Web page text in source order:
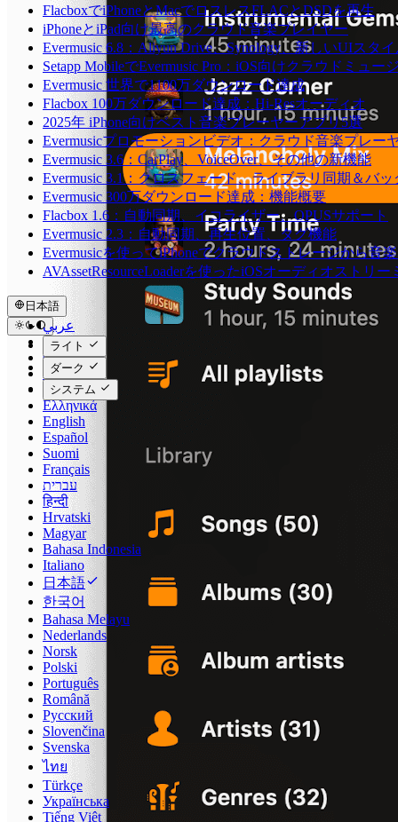
FlacboxでiPhoneとMacでロスレスFLACとDSDを再生
iPhoneとiPad向け最高のクラウド音楽プレイヤー
Evermusic 6.8：Aliyun Drive、Synology、新しいUIスタ
Setapp MobileでEvermusic Pro：iOS向けクラウドミュー
Evermusic 世界で1100万ダウンロード達成
Flacbox 100万ダウンロード達成：Hi-Resオーディオ
2025年 iPhone向けベスト音楽プレーヤーアプリ5選
Evermusicプロモーションビデオ：クラウド音楽プレー
Evermusic 3.6：CarPlay、VoiceOver、その他の新機能
Evermusic 3.1：クロスフェード、ライブラリ同期＆バ
Evermusic 300万ダウンロード達成：機能概要
Flacbox 1.6：自動同期、イコライザー、OPUSサポート
Evermusic 2.3：自動同期、再生位置、タグ機能
Evermusicを使ってiPhoneでクラウドストレージから音
AVAssetResourceLoaderを使ったiOSオーディオストリー
日本語
عربي
Català
Čeština
Dansk
Deutsch
Ελληνικά
English
Español
Suomi
Français
עברית
हिन्दी
Hrvatski
Magyar
Bahasa Indonesia
Italiano
日本語
한국어
Bahasa Melayu
Nederlands
Norsk
Polski
Português
Română
Русский
Slovenčina
Svenska
ไทย
Türkçe
Українська
Tiếng Việt
ライト
ダーク
システム